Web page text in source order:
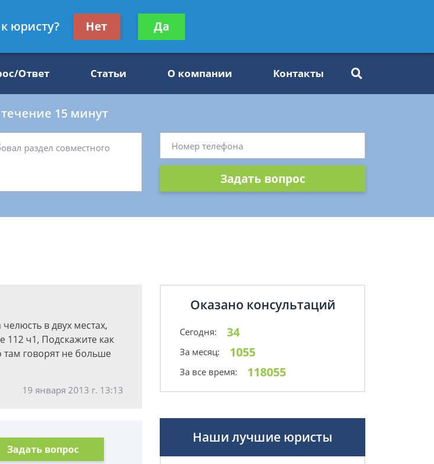
Получите консультацию
бесплатно
Ответ Статьи О компании Контакты
15 минут
Задать вопрос
в двух местах,
112 ч1, Подскажите как
там говорят не больше
19 января 2013 г. 13:13
Задать вопрос
Оказано консультаций
Сегодня: 34
За месяц: 1055
За все время: 118055
Наши лучшие юристы
юристу? Нет Да